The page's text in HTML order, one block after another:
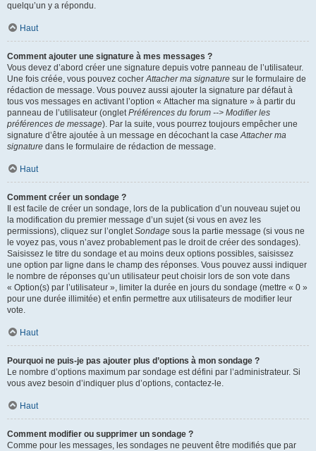
quelqu’un y a répondu.
Haut
Comment ajouter une signature à mes messages ?
Vous devez d’abord créer une signature depuis votre panneau de l’utilisateur.
Une fois créée, vous pouvez cocherAttacher ma signature sur le formulaire de
rédaction de message. Vous pouvez aussi ajouter la signature par défaut à
tous vos messages en activant l’option « Attacher ma signature » à partir du
panneau de l’utilisateur (ongletPréférences du forum --> Modifier les
préférences de message). Par la suite, vous pourrez toujours empêcher une
signature d’être ajoutée à un message en décochant la caseAttacher ma
signature dans le formulaire de rédaction de message.
Haut
Comment créer un sondage ?
Il est facile de créer un sondage, lors de la publication d’un nouveau sujet ou
la modification du premier message d’un sujet (si vous en avez les
permissions), cliquez sur l’ongletSondage sous la partie message (si vous ne
le voyez pas, vous n’avez probablement pas le droit de créer des sondages).
Saisissez le titre du sondage et au moins deux options possibles, saisissez
une option par ligne dans le champ des réponses. Vous pouvez aussi indiquer
le nombre de réponses qu’un utilisateur peut choisir lors de son vote dans
« Option(s) par l’utilisateur », limiter la durée en jours du sondage (mettre « 0 »
pour une durée illimitée) et enfin permettre aux utilisateurs de modifier leur
vote.
Haut
Pourquoi ne puis-je pas ajouter plus d’options à mon sondage ?
Le nombre d’options maximum par sondage est défini par l’administrateur. Si
vous avez besoin d’indiquer plus d’options, contactez-le.
Haut
Comment modifier ou supprimer un sondage ?
Comme pour les messages, les sondages ne peuvent être modifiés que par